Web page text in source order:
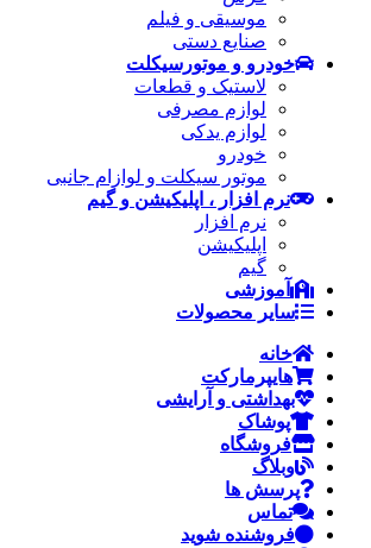
موسیقی و فیلم
صنایع دستی
خودرو و موتورسیکلت
لاستیک و قطعات
لوازم مصرفی
لوازم یدکی
خودرو
موتور سیکلت و لوازام جانبی
نرم افزار ، اپلیکیشن و گیم
نرم افزار
اپلیکیشن
گیم
آموزشی
سایر محصولات
خانه
هایپرمارکت
بهداشتی و آرایشی
پوشاک
فروشگاه
وبلاگ
پرسش ها
تماس
فروشنده شوید